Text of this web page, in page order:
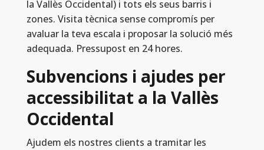
la Vallès Occidental) i tots els seus barris i
zones. Visita tècnica sense compromís per
avaluar la teva escala i proposar la solució més
adequada. Pressupost en 24 hores.
Subvencions i ajudes per
accessibilitat a la Vallès
Occidental
Ajudem els nostres clients a tramitar les